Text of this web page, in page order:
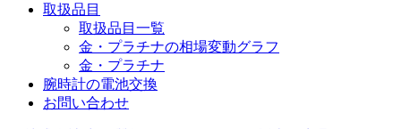
取扱品目
取扱品目一覧
金・プラチナの相場変動グラフ
金・プラチナ
腕時計の電池交換
お問い合わせ